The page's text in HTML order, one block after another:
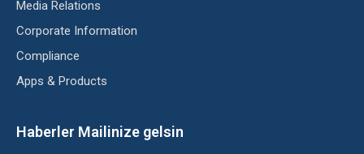
Media Relations
Corporate Information
Compliance
Apps & Products
Haberler Mailinize gelsin